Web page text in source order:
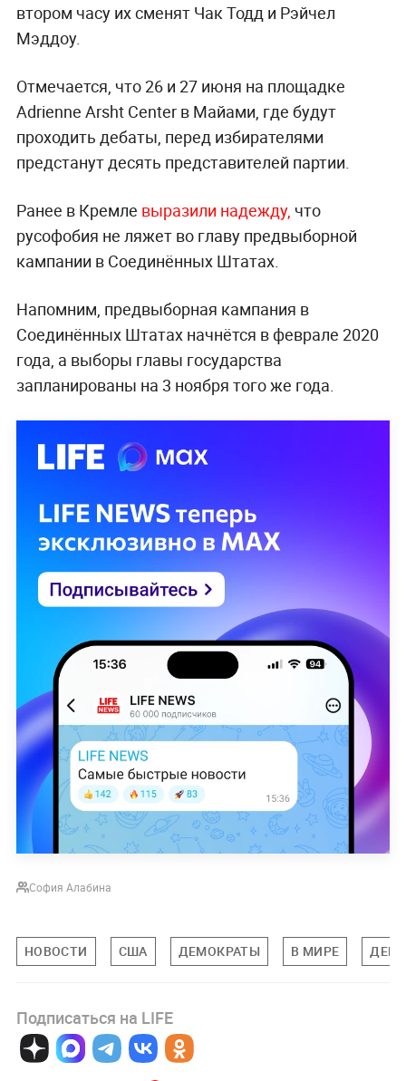
втором часу их сменят Чак Тодд и Рэйчел
Мэддоу.
Отмечается, что 26 и 27 июня на площадке
Adrienne Arsht Center в Майами, где будут
проходить дебаты, перед избирателями
предстанут десять представителей партии.
Ранее в Кремле выразили надежду, что
русофобия не ляжет во главу предвыборной
кампании в Соединённых Штатах.
Напомним, предвыборная кампания в
Соединённых Штатах начнётся в феврале 2020
года, а выборы главы государства
запланированы на 3 ноября того же года.
София Алабина
НОВОСТИ США ДЕМОКРАТЫ В МИРЕ
Подписаться на LIFE